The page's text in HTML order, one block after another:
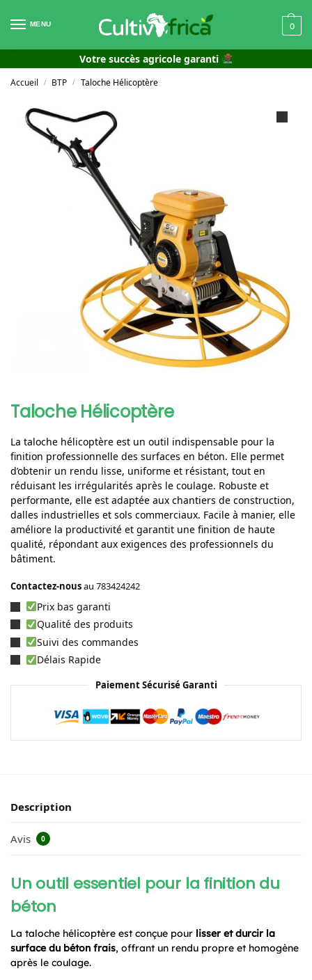
MENU 0
Votre succès agricole garanti
Accueil / BTP / Taloche Hélicoptère
Taloche Hélicoptère
La taloche hélicoptère est un outil indispensable pour la
finition professionnelle des surfaces en béton. Elle permet
d’obtenir un rendu lisse, uniforme et résistant, tout en
réduisant les irrégularités après le coulage. Robuste et
performante, elle est adaptée aux chantiers de construction,
dalles industrielles et sols commerciaux. Facile à manier, elle
améliore la productivité et garantit une finition de haute
qualité, répondant aux exigences des professionnels du
bâtiment.
Contactez-nousau 783424242
Prix bas garanti
Qualité des produits
Suivi des commandes
Délais Rapide
Paiement Sécurisé Garanti
Description
Avis 0
Un outil essentiel pour la finition du
béton
La taloche hélicoptère est conçue pour lisser et durcir la
surface du béton frais, offrant un rendu propre et homogène
après le coulage.